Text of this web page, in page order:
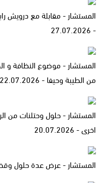
المستشار - مقابلة مع درويش
- 27.07.2026
المستشار - موضوع النظافة و
من الطيبة وحيفا - 22.07.2026
المستشار - حلول وحتلنات من
اخرى - 20.07.2026
المستشار - عرض عدة حلول وقضايا -